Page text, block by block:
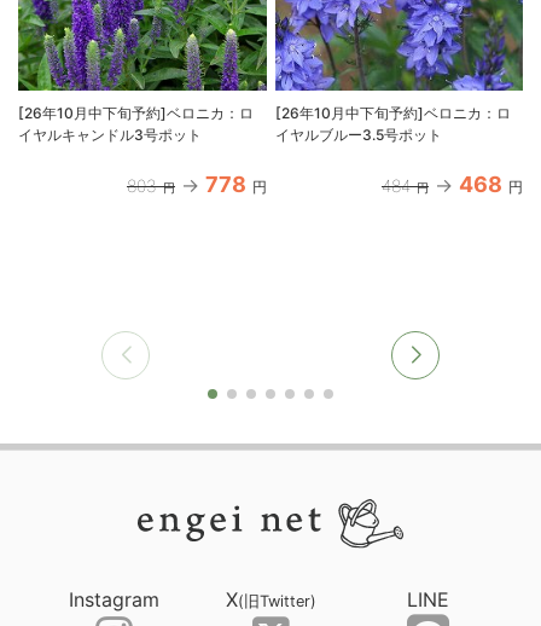
[26年10月中下旬予約]ベロニカ：ロ
イヤルキャンドル3号ポット
803 円 778 円
[26年10月中下旬予約]ベロニカ：ロ
イヤルブルー3.5号ポット
484 円 468 円
Instagram X(旧Twitter) LINE